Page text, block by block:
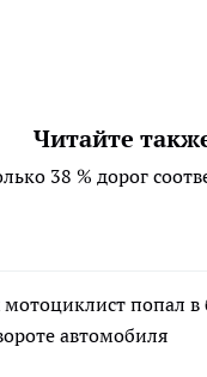
Читайте
38 % дорог
мотоциклист попал
автомобиля